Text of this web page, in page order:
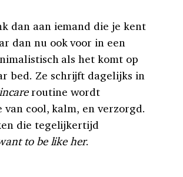
dan aan iemand die je kent
dan nu ook voor in een
als het komt op
bed. Ze schrijft dagelijks in
routine wordt
cool, kalm, en verzorgd.
die tegelijkertijd
to be like her.